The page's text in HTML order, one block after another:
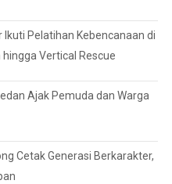
Ikuti Pelatihan Kebencanaan di
hingga Vertical Rescue
Ajak Pemuda dan Warga
Cetak Generasi Berkarakter,